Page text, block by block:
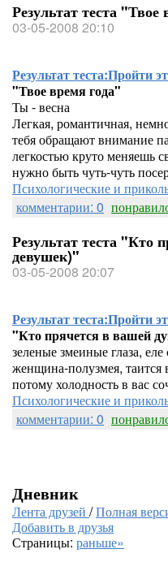
Результат теста "Твое
03-05-2008 20:10
Результат теста:Пройти
"Твое время года"
Ты - весна
Легкая, романтичная,
тебя обращают внимание
легкостью круто меняешь
нужно быть чуть-чуть
Психологические и
комментарии: 0
Результат теста "Кто
девушек)"
03-05-2008 20:07
Результат теста:Пройти
"Кто прячется в вашей
зеленые змеиные глаза,
женщина-полузмея,
потому холодность в вас
Психологические и
комментарии: 0
Дневник
Лента друзей /Полная
Добавить в друзья
Страницы: раньше»